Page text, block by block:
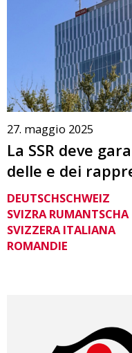
27. maggio 2025
La SSR deve
delle e dei
DEUTSCHSCHWEIZ
SVIZRA RUMANTSCHA
SVIZZERA ITALIANA
ROMANDIE